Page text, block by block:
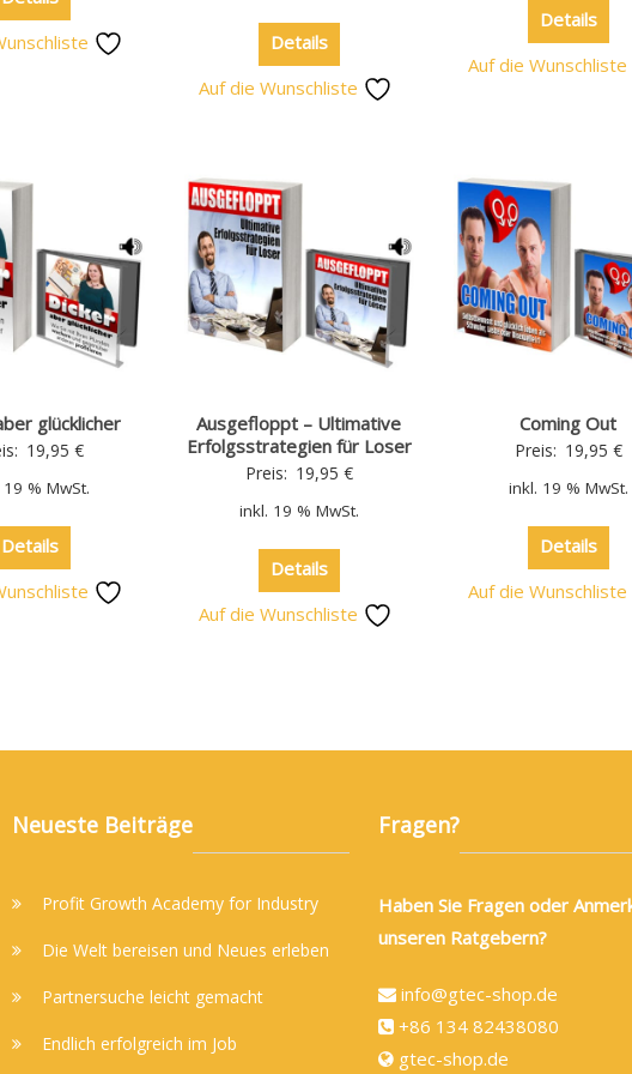
Details
Auf die Wunschliste
Details
Auf die Wunschliste
glücklicher
19,95 €
% MwSt.
Details
Ausgefloppt – Ultimative
Erfolgsstrategien für Loser
Preis: 19,95 €
inkl. 19 % MwSt.
Details
Auf die Wunschliste
Coming Out
Preis: 19,95 €
inkl. 19 % MwSt.
Details
Auf die Wunschliste
Neueste Beiträge
Profit Growth Academy for Industry
Die Welt bereisen und Neues erleben
Partnersuche leicht gemacht
Endlich erfolgreich im Job
Fragen?
Haben Sie Fragen oder
unseren Ratgebern?
info@gtec-shop.de
+86 134 82438080
gtec-shop.de